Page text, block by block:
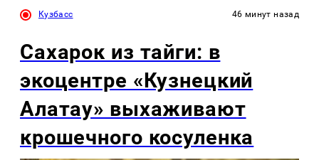
Кузбасс 46 минут назад
Сахарок из тайги: в
экоцентре «Кузнецкий
Алатау» выхаживают
крошечного косуленка